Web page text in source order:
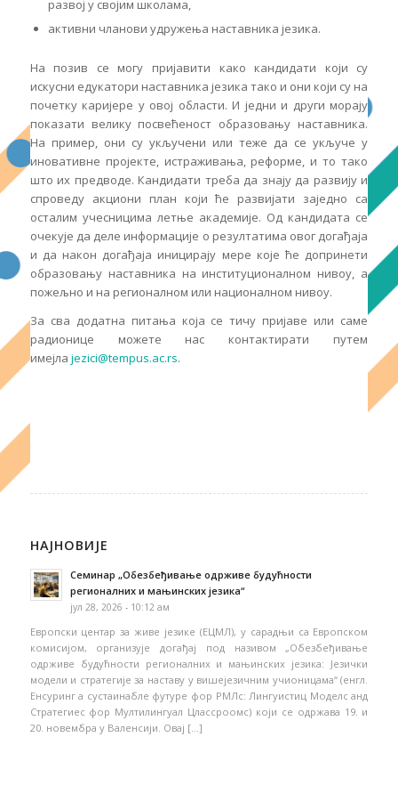
развој у својим школама,
активни чланови удружења наставника језика.
На позив се могу пријавити како кандидати који су
искусни едукатори наставника језика тако и они који су на
почетку каријере у овој области. И једни и други морају
показати велику посвећеност образовању наставника.
На пример, они су укључени или теже да се укључе у
иновативне пројекте, истраживања, реформе, и то тако
што их предводе. Кандидати треба да знају да развију и
спроведу акциони план који ће развијати заједно са
осталим учесницима летње академије. Од кандидата се
очекује да деле информације о резултатима овог догађаја
и да након догађаја иницирају мере које ће допринети
образовању наставника на институционалном нивоу, а
пожељно и на регионалном или националном нивоу.
За сва додатна питања која се тичу пријаве или саме
радионице можете нас контактирати путем
имејла jezici@tempus.ac.rs.
НАЈНОВИЈЕ
Семинар „Обезбеђивање одрживе будућности
регионалних и мањинских језика“
јул 28, 2026 - 10:12 ам
Европски центар за живе језике (ЕЦМЛ), у сарадњи са Европском
комисијом, организује догађај под називом „Обезбеђивање
одрживе будућности регионалних и мањинских језика: Језички
модели и стратегије за наставу у вишејезичним учионицама“ (енгл.
Енсуринг а сустаинабле футуре фор РМЛс: Лингуистиц Моделс анд
Стратегиес фор Мултилингуал Цлассроомс) који се одржава 19. и
20. новембра у Валенсији. Овај […]